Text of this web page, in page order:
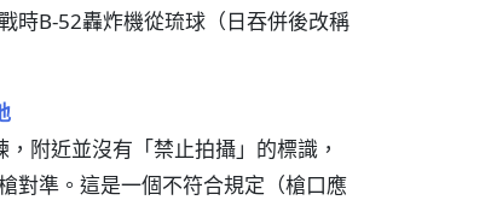
時B-52轟炸機從琉球（日吞併後改稱
附近並沒有「禁止拍攝」的標識，
對準。這是一個不符合規定（槍口應